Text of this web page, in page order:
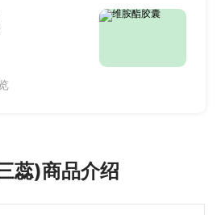
医生
蕊)商品介绍